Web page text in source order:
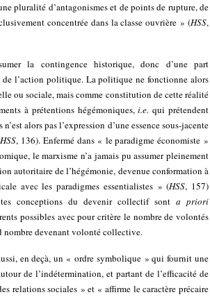
pluralité d’antagonismes et de points de rupture, de
concentrée dans la classe ouvrière » (HSS,
la contingence historique, donc d’une part
de l’action politique. La politique ne fonctionne alors
ou sociale, mais comme constitution de cette réalité
à prétentions hégémoniques,i.e. qui prétendent
alors pas l’expression d’une essence sous-jacente
HSS, 136). Enfermé dans « le paradigme économiste »
le marxisme n’a jamais pu assumer pleinement
autoritaire de l’hégémonie, devenue conformation à
avec les paradigmes essentialistes » (HSS, 157)
conceptions du devenir collectif sont a priori
possibles avec pour critère le nombre de volontés
nombre devenant volonté collective.
en deçà, un « ordre symbolique » qui fournit une
de l’indétermination, et partant de l’efficacité de
relations sociales » et « affirme le caractère précaire